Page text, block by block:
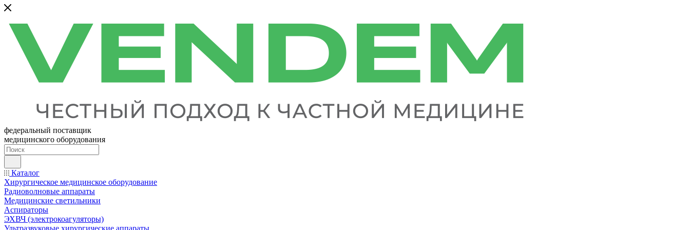
федеральный поставщик
медицинского оборудования
Каталог
Хирургическое медицинское оборудование
Радиоволновые аппараты
Медицинские светильники
Аспираторы
ЭХВЧ (электрокоагуляторы)
Ультразвуковые хирургические аппараты